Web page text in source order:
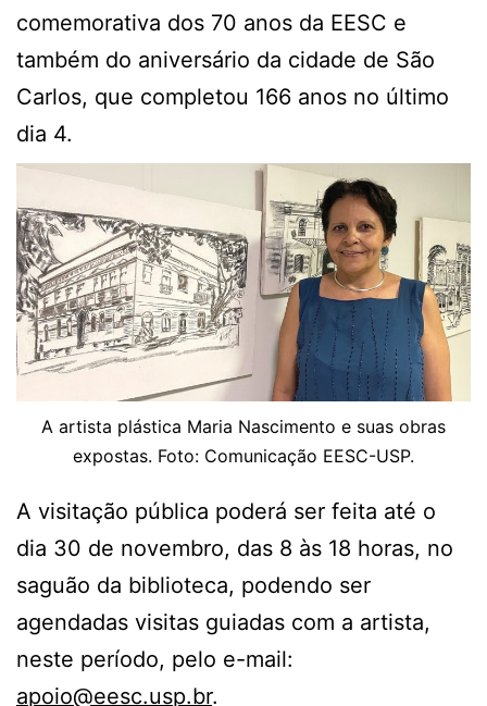
comemorativa dos 70 anos da EESC e
também do aniversário da cidade de São
Carlos, que completou 166 anos no último
dia 4.
A artista plástica Maria Nascimento e suas obras
expostas. Foto: Comunicação EESC-USP.
A visitação pública poderá ser feita até o
dia 30 de novembro, das 8 às 18 horas, no
saguão da biblioteca, podendo ser
agendadas visitas guiadas com a artista,
neste período, pelo e-mail:
apoio@eesc.usp.br.